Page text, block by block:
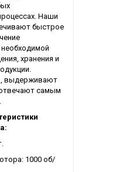
Наши
быстрое
хранения и
выдерживают
самым
1000 об/